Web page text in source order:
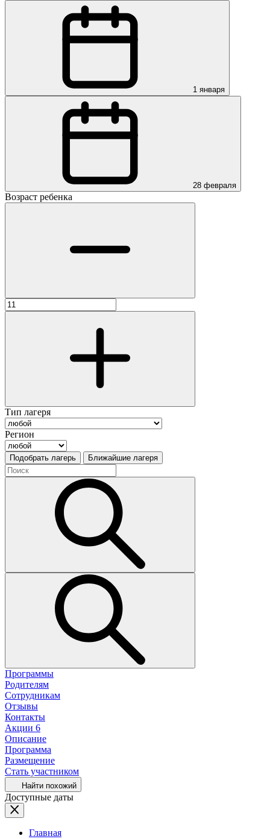
1 января
28 февраля
Возраст ребенка
Тип лагеря
Регион
Подобрать лагерь Ближайшие лагеря
Программы
Родителям
Сотрудникам
Отзывы
Контакты
Акции 6
Описание
Программа
Размещение
Стать участником
Найти похожий
Доступные даты
Главная